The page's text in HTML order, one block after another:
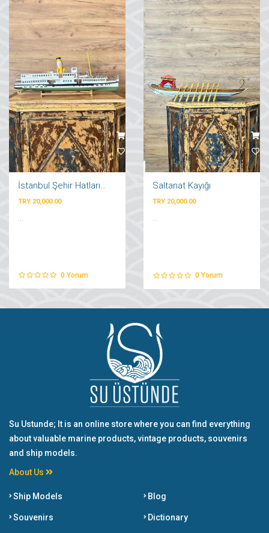
TRY 20,000.00
0 Yorum
Saltanat Kayığı
TRY 20,000.00
...
0 Yorum
Su Ustunde; It is an online store where you can find everything
about valuable marine products, vintage products, souvenirs
and ship models.
About Us
Ship Models
Souvenirs
Blog
Dictionary